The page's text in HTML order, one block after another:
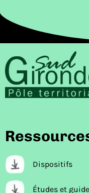
Dispositifs
Études et